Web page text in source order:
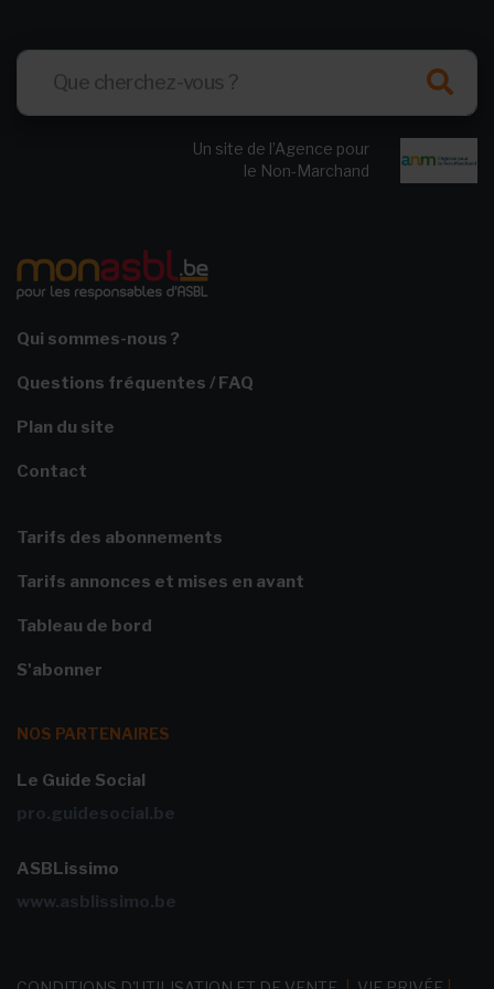
Un site de l’Agence pour
le Non-Marchand
Qui sommes-nous ?
Questions fréquentes / FAQ
Plan du site
Contact
Tarifs des abonnements
Tarifs annonces et mises en avant
Tableau de bord
S'abonner
NOS PARTENAIRES
Le Guide Social
pro.guidesocial.be
ASBLissimo
www.asblissimo.be